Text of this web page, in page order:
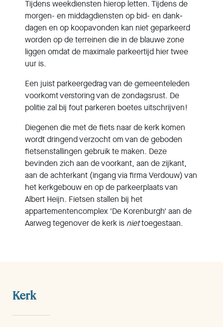
Kerk
Tijdens weekdiensten hierop letten. Tijdens de
morgen- en middagdiensten op bid- en dank­
dagen en op koop­avonden kan niet geparkeerd
worden op de terreinen die in de blauwe zone
liggen omdat de maximale parkeertijd hier twee
uur is.
Een juist parkeergedrag van de gemeenteleden
voorkomt verstoring van de zondagsrust. De
politie zal bij fout parkeren boetes uitschrijven!
Diegenen die met de fiets naar de kerk komen
wordt dringend verzocht om van de geboden
fietsenstallingen gebruik te maken. Deze
bevinden zich aan de voor­kant, aan de zijkant,
aan de achterkant (ingang via firma Verdouw) van
het kerkgebouw en op de parkeerplaats van
Albert Heijn. Fietsen stallen bij het
appartementencomplex 'De Korenburgh' aan de
Aarweg tegen­over de kerk is niettoegestaan.